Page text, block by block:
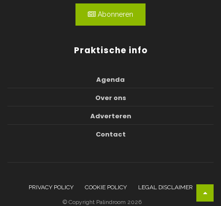
Abonneren
Praktische info
Agenda
Over ons
Adverteren
Contact
PRIVACY POLICY COOKIE POLICY LEGAL DISCLAIMER
© Copyright Palindroom 2026